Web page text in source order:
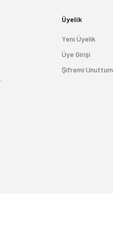
Üyelik
Yeni Üyelik
Üye Girişi
Şifremi Unuttum